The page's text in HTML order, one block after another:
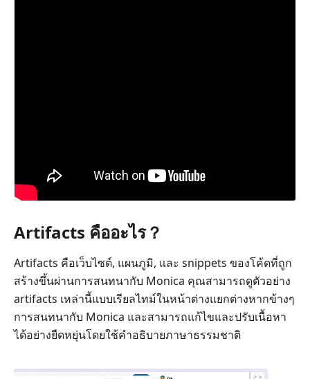
Artifacts คืออะไร？
Artifacts คือเว็บไซต์, แผนภูมิ, และ snippets ของโค้ดที่ถูก
สร้างขึ้นผ่านการสนทนากับ Monica คุณสามารถดูตัวอย่าง
artifacts เหล่านี้แบบเรียลไทม์ในหน้าต่างแยกต่างหากข้างๆ
การสนทนากับ Monica และสามารถแก้ไขและปรับเนื้อหา
ได้อย่างยืดหยุ่นโดยใช้คำอธิบายภาษาธรรมชาติ